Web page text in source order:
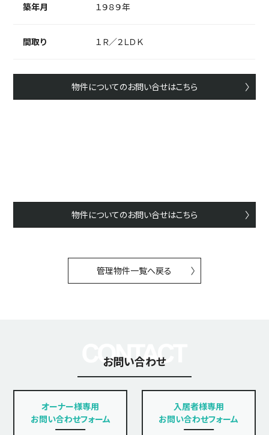
築年月 １９８９年
間取り １Ｒ／２ＬＤＫ
物件についてのお問い合せはこちら
物件についてのお問い合せはこちら
管理物件一覧へ戻る
お問い合わせ
オーナー様専用
お問い合わせフォーム
入居者様専用
お問い合わせフォーム